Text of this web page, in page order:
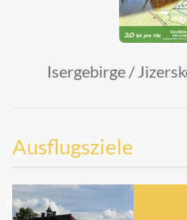
Isergebirge /
Ausflugsziele